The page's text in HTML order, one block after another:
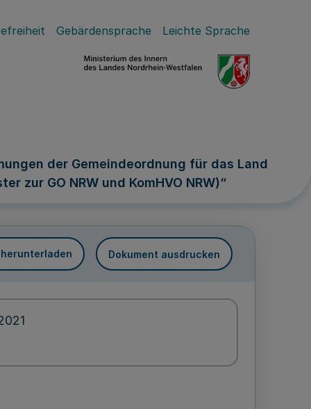
Gebärdensprache Leichte Sprache
der Gemeindeordnung für das Land
zur GO NRW und KomHVO NRW)“
herunterladen Dokument ausdrucken